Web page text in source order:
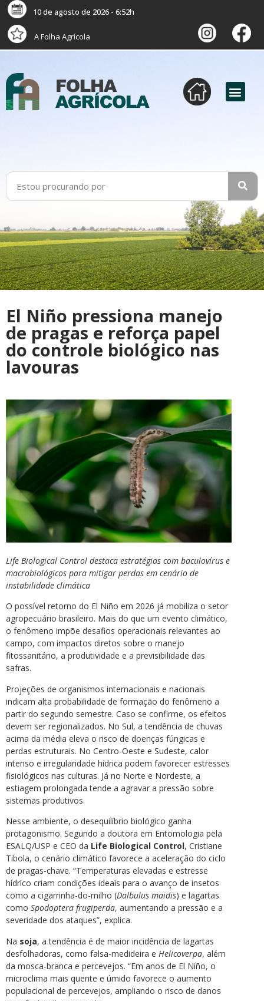
10 de agosto de 2026 - 6:52h
A Folha Agrícola
El Niño pressiona manejo
de pragas e reforça papel
do controle biológico nas
lavouras
Life Biological Control destaca estratégias com baculovírus e
macrobiológicos para mitigar perdas em cenário de
instabilidade climática
O possível retorno do El Niño em 2026 já mobiliza o setor
agropecuário brasileiro. Mais do que um evento climático,
o fenômeno impõe desafios operacionais relevantes ao
campo, com impactos diretos sobre o manejo
fitossanitário, a produtividade e a previsibilidade das
safras.
Projeções de organismos internacionais e nacionais
indicam alta probabilidade de formação do fenômeno a
partir do segundo semestre. Caso se confirme, os efeitos
devem ser regionalizados. No Sul, a tendência de chuvas
acima da média eleva o risco de doenças fúngicas e
perdas estruturais. No Centro-Oeste e Sudeste, calor
intenso e irregularidade hídrica podem favorecer estresses
fisiológicos nas culturas. Já no Norte e Nordeste, a
estiagem prolongada tende a agravar a pressão sobre
sistemas produtivos.
Nesse ambiente, o desequilíbrio biológico ganha
protagonismo. Segundo a doutora em Entomologia pela
ESALQ/USP e CEO da Life Biological Control, Cristiane
Tibola, o cenário climático favorece a aceleração do ciclo
de pragas-chave. “Temperaturas elevadas e estresse
hídrico criam condições ideais para o avanço de insetos
como a cigarrinha-do-milho (Dalbulus maidis) e lagartas
como Spodoptera frugiperda, aumentando a pressão e a
severidade dos ataques”, explica.
Na soja, a tendência é de maior incidência de lagartas
desfolhadoras, como falsa-medideira e Helicoverpa, além
da mosca-branca e percevejos. “Em anos de El Niño, o
microclima mais quente e úmido favorece o aumento
populacional de percevejos, ampliando o risco de danos